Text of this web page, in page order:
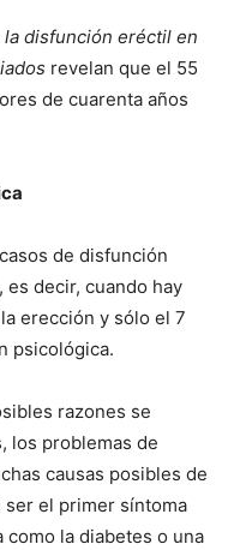
disfunción eréctil en
revelan que el 55
de cuarenta años
de disfunción
decir, cuando hay
erección y sólo el 7
psicológica.
razones se
los problemas de
causas posibles de
el primer síntoma
la diabetes o una